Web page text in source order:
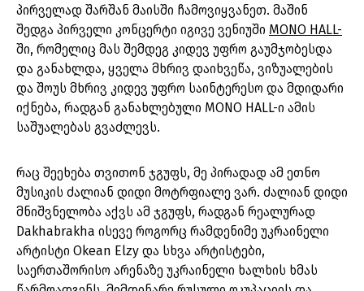
პირველად შარშან მაისში ჩამოვიყვანეთ. მაშინ
შედგა პირველი კონცერტი იგივე ვენიუში MONO HALL-
ში, რომელიც მას შემდეგ კიდევ უფრო გაუმჯობესდა
და განახლდა, ყველა მხრივ დაიხვეწა, ვიზუალების
და შოუს მხრივ კიდევ უფრო საინტერესო და მდიდარი
იქნება, რადგან განახლებული MONO HALL-ი ამის
საშუალებას გვაძლევს.
რაც შეეხება თვითონ ჯგუფს, მე პირადად ამ ეთნო
მუსიკის ძალიან დიდი მოტრფიალე ვარ. ძალიან დიდი
მნიშვნელობა აქვს ამ ჯგუფს, რადგან რეალურად
Dakhabrakha ისევე როგორც რამდენიმე უკრაინელი
არტისტი Okean Elzy და სხვა არტისტები,
საერთაშორისო არენაზე უკრაინელი ხალხის ხმას